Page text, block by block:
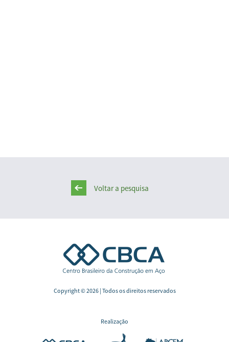
Voltar a pesquisa
Copyright © 2026 | Todos os direitos reservados
Realização